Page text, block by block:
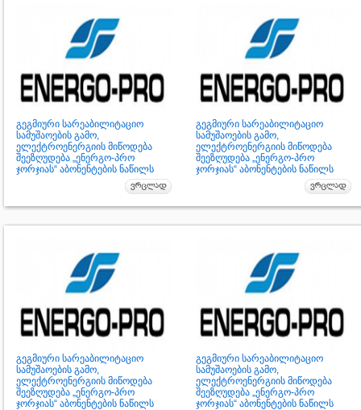
გეგმიური სარეაბილიტაციო
სამუშაოების გამო,
ელექტროენერგიის მიწოდება
შეეზღუდება „ენერგო-პრო
ჯორჯიას“ აბონენტების ნაწილს
გეგმიური სარეაბილიტაციო
სამუშაოების გამო,
ელექტროენერგიის მიწოდება
შეეზღუდება „ენერგო-პრო
ჯორჯიას“ აბონენტების ნაწილს
გეგმიური სარეაბილიტაციო
სამუშაოების გამო,
ელექტროენერგიის მიწოდება
შეეზღუდება „ენერგო-პრო
ჯორჯიას“ აბონენტების ნაწილს
გეგმიური სარეაბილიტაციო
სამუშაოების გამო,
ელექტროენერგიის მიწოდება
შეეზღუდება „ენერგო-პრო
ჯორჯიას“ აბონენტების ნაწილს